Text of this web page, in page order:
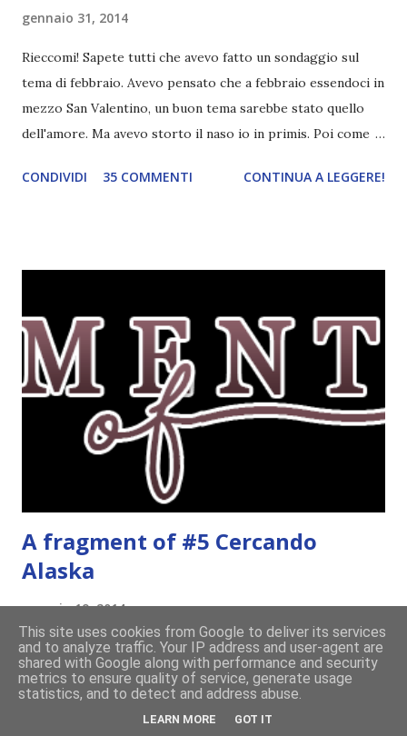
gennaio 31, 2014
Rieccomi! Sapete tutti che avevo fatto un sondaggio sul
tema di febbraio. Avevo pensato che a febbraio essendoci in
mezzo San Valentino, un buon tema sarebbe stato quello
dell'amore. Ma avevo storto il naso io in primis. Poi come
più difficili e fare decidere a voi lettori tra storie d'amore
Dunque qual è questo tema, vi starete chiedendo. Il tema di
febbraio è libri ispirati alle favole! Che ve ne pare? Io avrei
un po' di titoli in wishlist ^^ Non avendo letto nessun libro
ispirato alle favole (D:), tutte voi lasciate solo un titolo e
poi a random ne sceglierò tre! Aggiornerò il post, oppure
CONDIVIDI 35 COMMENTI CONTINUA A LEGGERE!
A fragment of #5 Cercando
Alaska
maggio 19, 2014
Ciao divoratori! In questo pomeriggio un po' " uhm ", con il
libro di filosofia da un lato, il libro Hunted nell'altro, il
cellulare in mano e il computer sulla scrivania (si vede che
sto studiando vero? XD), vi lascio un estratto di Cercando
This site uses cookies from Google to deliver its services
and to analyze traffic. Your IP address and user-agent are
shared with Google along with performance and security
metrics to ensure quality of service, generate usage
statistics, and to detect and address abuse.
LEARN MORE GOT IT